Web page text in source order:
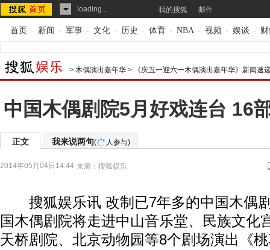
loading... 我的搜狐 邮件
首页 - 新闻 - 军事 - 文化 - 历史 - 体育 - NBA - 视频 - 娱谈 -
> 木偶演出嘉年华 > 《庆五一迎六一木偶演出嘉年华》新闻速
中国木偶剧院5月好戏连台 16
正文 我来说两句( 人参与)
2014年05月04日14:44 来源： 搜狐娱乐
搜狐娱乐讯 改制已7年多的中国木偶
国木偶剧院将走进中山音乐堂、民族文化
天桥剧院、北京动物园等8个剧场演出《